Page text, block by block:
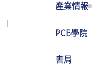
產業情報
PCB學院
書局